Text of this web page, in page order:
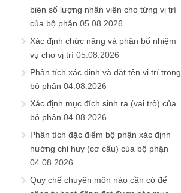
biên số lượng nhân viên cho từng vị trí
của bộ phận 05.08.2026
Xác định chức năng và phân bổ nhiệm
vụ cho vị trí 05.08.2026
Phân tích xác định và đặt tên vị trí trong
bộ phận 04.08.2026
Xác định mục đích sinh ra (vai trò) của
bộ phận 04.08.2026
Phân tích đặc điểm bộ phận xác định
hướng chỉ huy (cơ cấu) của bộ phận
04.08.2026
Quy chế chuyên môn nào cần có để